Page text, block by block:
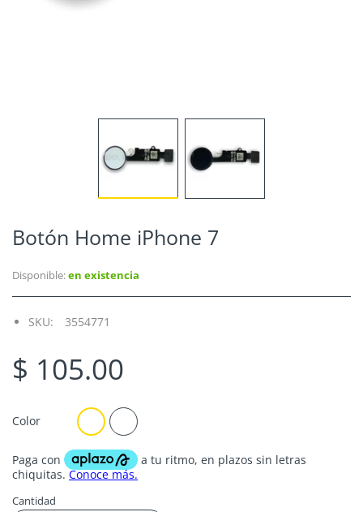
Botón Home iPhone 7
Disponible:en existencia
SKU: 3554771
$ 105.00
Color
Cantidad